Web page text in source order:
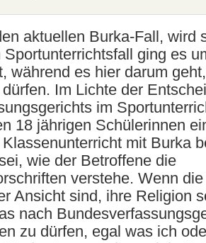
aktuellen Burka-Fall, wird
Sportunterrichtsfall ging es
während es hier darum
Im Lichte der
im
18 jährigen Schülerinnen
mit Burka
wie der Betroffene die
verstehe. Wenn
Ansicht sind, ihre Religion
nach
zu dürfen, egal was ich